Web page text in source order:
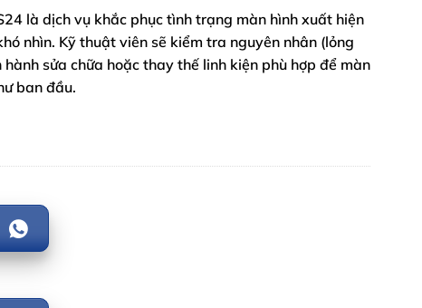
là dịch vụ khắc phục tình trạng màn hình xuất hiện
nhìn. Kỹ thuật viên sẽ kiểm tra nguyên nhân (lỏng
sửa chữa hoặc thay thế linh kiện phù hợp để màn
ban đầu.